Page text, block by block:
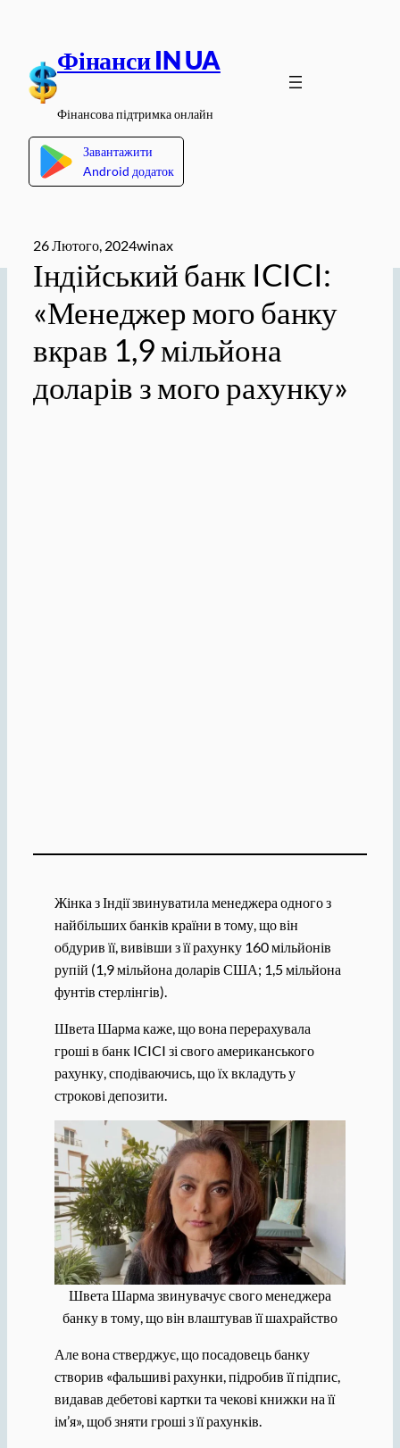
вмісту
Фінанси IN UA
Фінансова підтримка онлайн
Завантажити
Android додаток
26 Лютого, 2024winax
Індійський банк ICICI:
«Менеджер мого банку
вкрав 1,9 мільйона
доларів з мого рахунку»
Жінка з Індії звинуватила менеджера одного з
найбільших банків країни в тому, що він
обдурив її, вивівши з її рахунку 160 мільйонів
рупій (1,9 мільйона доларів США; 1,5 мільйона
фунтів стерлінгів).
Швета Шарма каже, що вона перерахувала
гроші в банк ICICI зі свого американського
рахунку, сподіваючись, що їх вкладуть у
строкові депозити.
Швета Шарма звинувачує свого менеджера
банку в тому, що він влаштував її шахрайство
Але вона стверджує, що посадовець банку
створив «фальшиві рахунки, підробив її підпис,
видавав дебетові картки та чекові книжки на її
ім’я», щоб зняти гроші з її рахунків.